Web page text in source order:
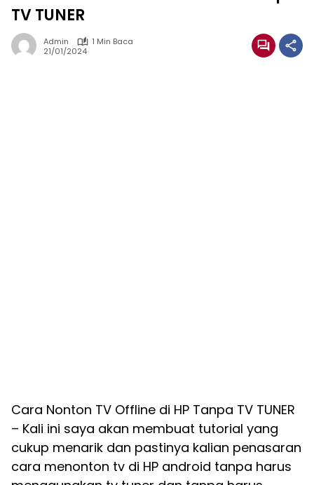
TV TUNER
Admin
1 Min Baca
21/01/2024
Cara Nonton TV Offline di HP Tanpa TV TUNER
– Kali ini saya akan membuat tutorial yang
cukup menarik dan pastinya kalian penasaran
cara menonton tv di HP android tanpa harus